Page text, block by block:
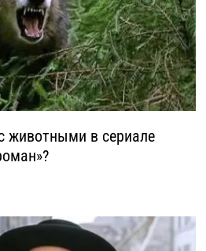
животными в сериале